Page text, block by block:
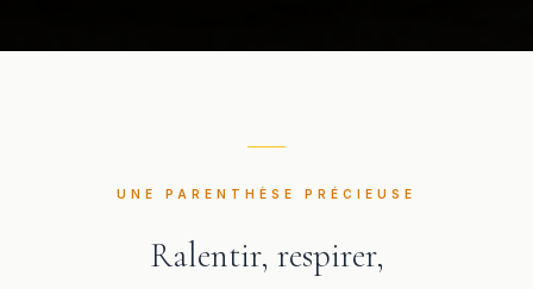
UNE PARENTHÈSE PRÉCIEUSE
Ralentir, respirer,